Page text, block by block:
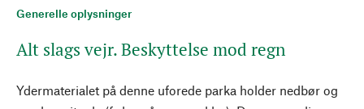
Generelle oplysninger
Alt slags vejr. Beskyttelse mod regn
Ydermaterialet på denne uforede parka holder nedbør og